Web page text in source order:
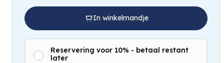
In winkelmandje
Reservering voor 10% - betaal restant
later